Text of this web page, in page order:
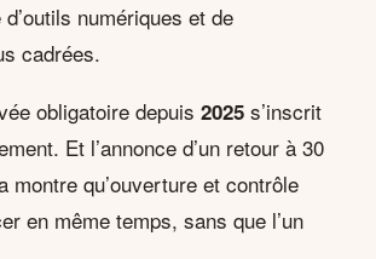
d’outils numériques et de
cadrées.
obligatoire depuis 2025 s’inscrit
Et l’annonce d’un retour à 30
montre qu’ouverture et contrôle
en même temps, sans que l’un